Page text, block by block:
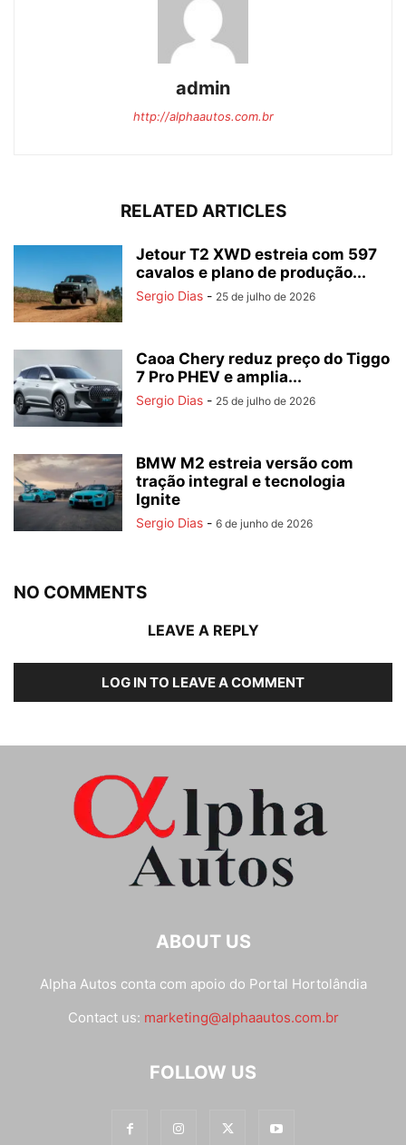
admin
http://alphaautos.com.br
RELATED ARTICLES
Jetour T2 XWD estreia com 597
cavalos e plano de produção...
Sergio Dias - 25 de julho de 2026
Caoa Chery reduz preço do Tiggo
7 Pro PHEV e amplia...
Sergio Dias - 25 de julho de 2026
BMW M2 estreia versão com
tração integral e tecnologia
Ignite
Sergio Dias - 6 de junho de 2026
NO COMMENTS
LEAVE A REPLY
LOG IN TO LEAVE A COMMENT
ABOUT US
Alpha Autos conta com apoio do Portal Hortolândia
Contact us: marketing@alphaautos.com.br
FOLLOW US